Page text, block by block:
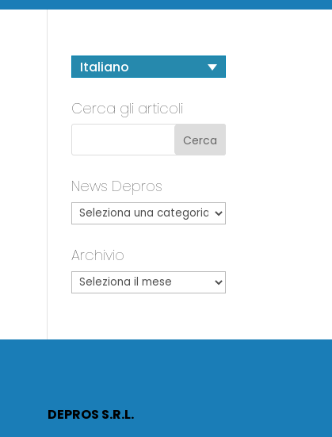
Italiano
Cerca gli articoli
News Depros
Archivio
DEPROS S.R.L.